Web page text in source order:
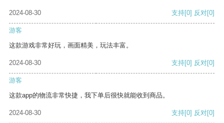
2024-08-30 支持[0] 反对[0]
游客
这款游戏非常好玩，画面精美，玩法丰富。
2024-08-30 支持[0] 反对[0]
游客
这款app的物流非常快捷，我下单后很快就能收到商品。
2024-08-30 支持[0] 反对[0]